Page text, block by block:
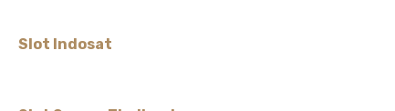
Slot Indosat